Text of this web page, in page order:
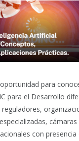
para
para el Desarrollo
con